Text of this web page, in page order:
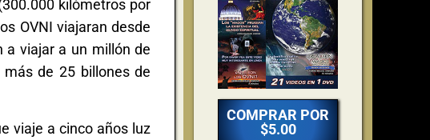
kilómetros por
OVNI viajaran desde
a viajar a un millón de
de 25 billones de
viaje a cinco años luz
COMPRAR POR
$5.00